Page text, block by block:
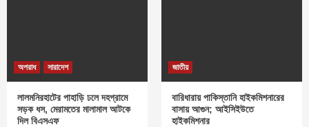
অপরাধ সারাদেশ
লালমনিরহাটের পাহাড়ি ঢলে দহগ্রামে
সড়ক ধস, মেরামতের মালামাল আটকে
দিল বিএসএফ
জাতীয়
বারিধারায় পাকিস্তানি হাইকমিশনারের
বাসায় আগুন; আইসিইউতে
হাইকমিশনার